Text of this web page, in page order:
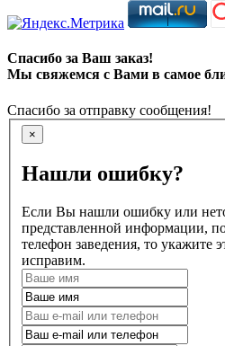
Спасибо за Ваш заказ!
Мы свяжемся с Вами в самое
Спасибо за отправку сообщения!
×
Нашли ошибку?
Если Вы нашли ошибку или
представленной информации,
телефон заведения, то
исправим.